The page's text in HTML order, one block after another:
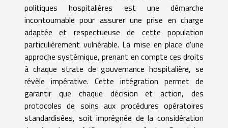
politiques hospitalières est une démarche
incontournable pour assurer une prise en charge
adaptée et respectueuse de cette population
particulièrement vulnérable. La mise en place d'une
approche systémique, prenant en compte ces droits
à chaque strate de gouvernance hospitalière, se
révèle impérative. Cette intégration permet de
garantir que chaque décision et action, des
protocoles de soins aux procédures opératoires
standardisées, soit imprégnée de la considération